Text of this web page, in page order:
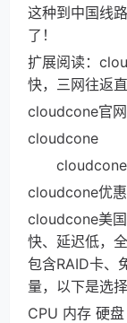
这种到中国线
了！
扩展阅读：
快，三网往返
cloudcone官网
cloudcone
cloudcone
cloudcone优
cloudcone美
快、延迟低，
包含RAID卡、
量，以下是选
CPU 内存 硬